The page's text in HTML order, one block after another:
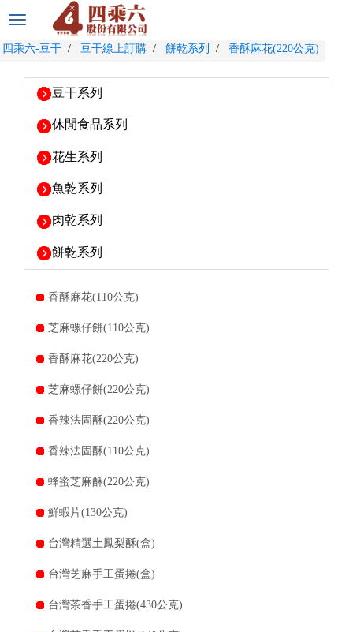
選
切
四乘六-豆干 豆干線上訂購 餅乾系列 香酥麻花(220公克)
豆干系列
休閒食品系列
花生系列
魚乾系列
肉乾系列
餅乾系列
香酥麻花(110公克)
芝麻螺仔餅(110公克)
香酥麻花(220公克)
芝麻螺仔餅(220公克)
香辣法固酥(220公克)
香辣法固酥(110公克)
蜂蜜芝麻酥(220公克)
鮮蝦片(130公克)
台灣精選土鳳梨酥(盒)
台灣芝麻手工蛋捲(盒)
台灣茶香手工蛋捲(430公克)